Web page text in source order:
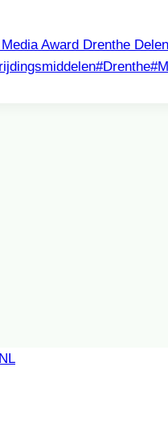
Award Drenthe
#Drenthe#